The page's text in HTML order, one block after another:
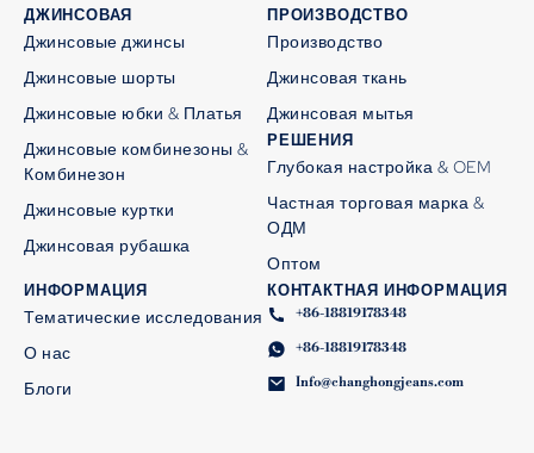
ДЖИНСОВАЯ
Джинсовые джинсы
Джинсовые шорты
Джинсовые юбки & Платья
Джинсовые комбинезоны &
Комбинезон
Джинсовые куртки
Джинсовая рубашка
ПРОИЗВОДСТВО
Производство
Джинсовая ткань
Джинсовая мытья
РЕШЕНИЯ
Глубокая настройка & OEM
Частная торговая марка &
ОДМ
Оптом
ИНФОРМАЦИЯ
Тематические исследования
О нас
Блоги
КОНТАКТНАЯ ИНФОРМАЦИЯ
+86-18819178348
+86-18819178348
Info@changhongjeans.com